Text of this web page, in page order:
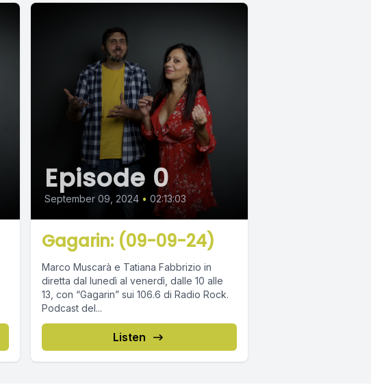
Episode 0
September 09, 2024 • 02:13:03
Gagarin: (09-09-24)
Marco Muscarà e Tatiana Fabbrizio in
diretta dal lunedì al venerdì, dalle 10 alle
13, con “Gagarin” sui 106.6 di Radio Rock.
Podcast del...
Listen